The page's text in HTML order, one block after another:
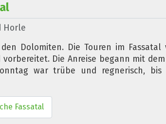
Horle
Dolomiten. Die Touren im
Die Anreise begann mit
war trübe und regnerisch,
Fassatal